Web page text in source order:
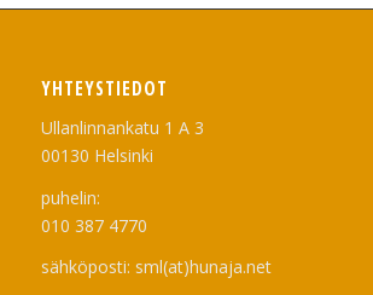
YHTEYSTIEDOT
Ullanlinnankatu 1 A 3
00130 Helsinki
puhelin:
010 387 4770
sähköposti: sml(at)hunaja.net